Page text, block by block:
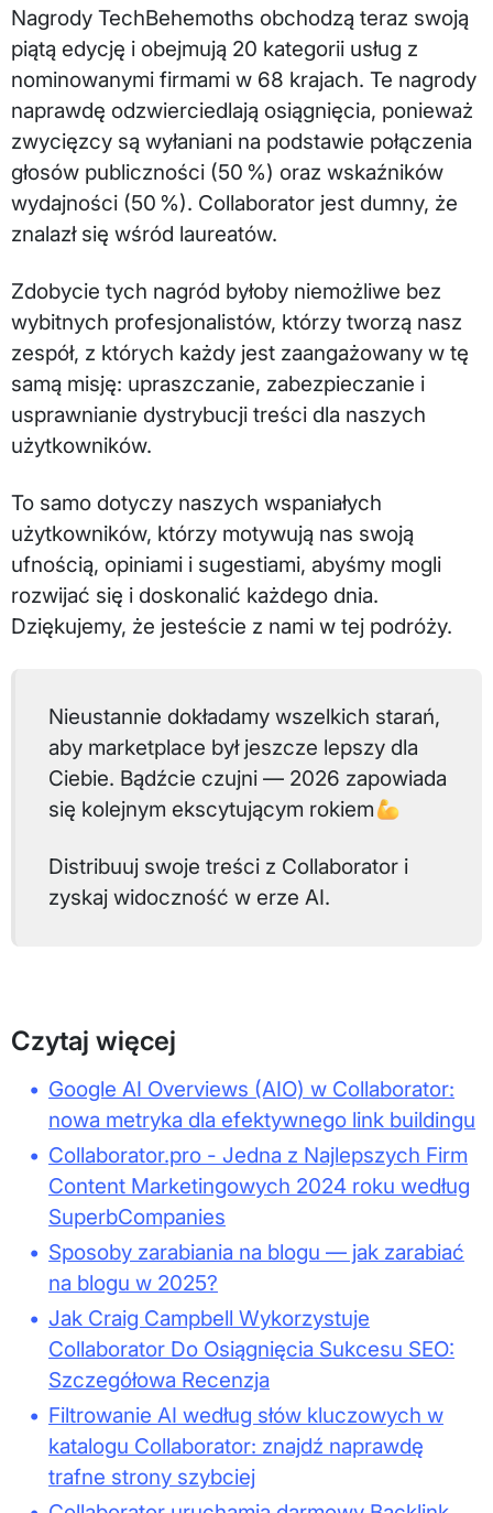
Nagrody TechBehemoths obchodzą teraz swoją
piątą edycję i obejmują 20 kategorii usług z
nominowanymi firmami w 68 krajach. Te nagrody
naprawdę odzwierciedlają osiągnięcia, ponieważ
zwycięzcy są wyłaniani na podstawie połączenia
głosów publiczności (50 %) oraz wskaźników
wydajności (50 %). Collaborator jest dumny, że
znalazł się wśród laureatów.
Zdobycie tych nagród byłoby niemożliwe bez
wybitnych profesjonalistów, którzy tworzą nasz
zespół, z których każdy jest zaangażowany w tę
samą misję: upraszczanie, zabezpieczanie i
usprawnianie dystrybucji treści dla naszych
użytkowników.
To samo dotyczy naszych wspaniałych
użytkowników, którzy motywują nas swoją
ufnością, opiniami i sugestiami, abyśmy mogli
rozwijać się i doskonalić każdego dnia.
Dziękujemy, że jesteście z nami w tej podróży.
Nieustannie dokładamy wszelkich starań,
aby marketplace był jeszcze lepszy dla
Ciebie. Bądźcie czujni — 2026 zapowiada
się kolejnym ekscytującym rokiem💪
Distribuuj swoje treści z Collaborator i
zyskaj widoczność w erze AI.
Czytaj więcej
• Google AI Overviews (AIO) w Collaborator:
nowa metryka dla efektywnego link buildingu
• Collaborator.pro - Jedna z Najlepszych Firm
Content Marketingowych 2024 roku według
SuperbCompanies
• Sposoby zarabiania na blogu — jak zarabiać
na blogu w 2025?
• Jak Craig Campbell Wykorzystuje
Collaborator Do Osiągnięcia Sukcesu SEO:
Szczegółowa Recenzja
• Filtrowanie AI według słów kluczowych w
katalogu Collaborator: znajdź naprawdę
trafne strony szybciej